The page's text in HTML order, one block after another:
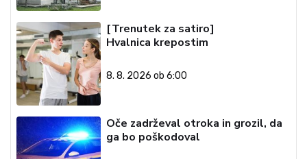
[Trenutek za satiro]
Hvalnica krepostim
8. 8. 2026 ob 6:00
Oče zadrževal otroka in grozil, da
ga bo poškodoval